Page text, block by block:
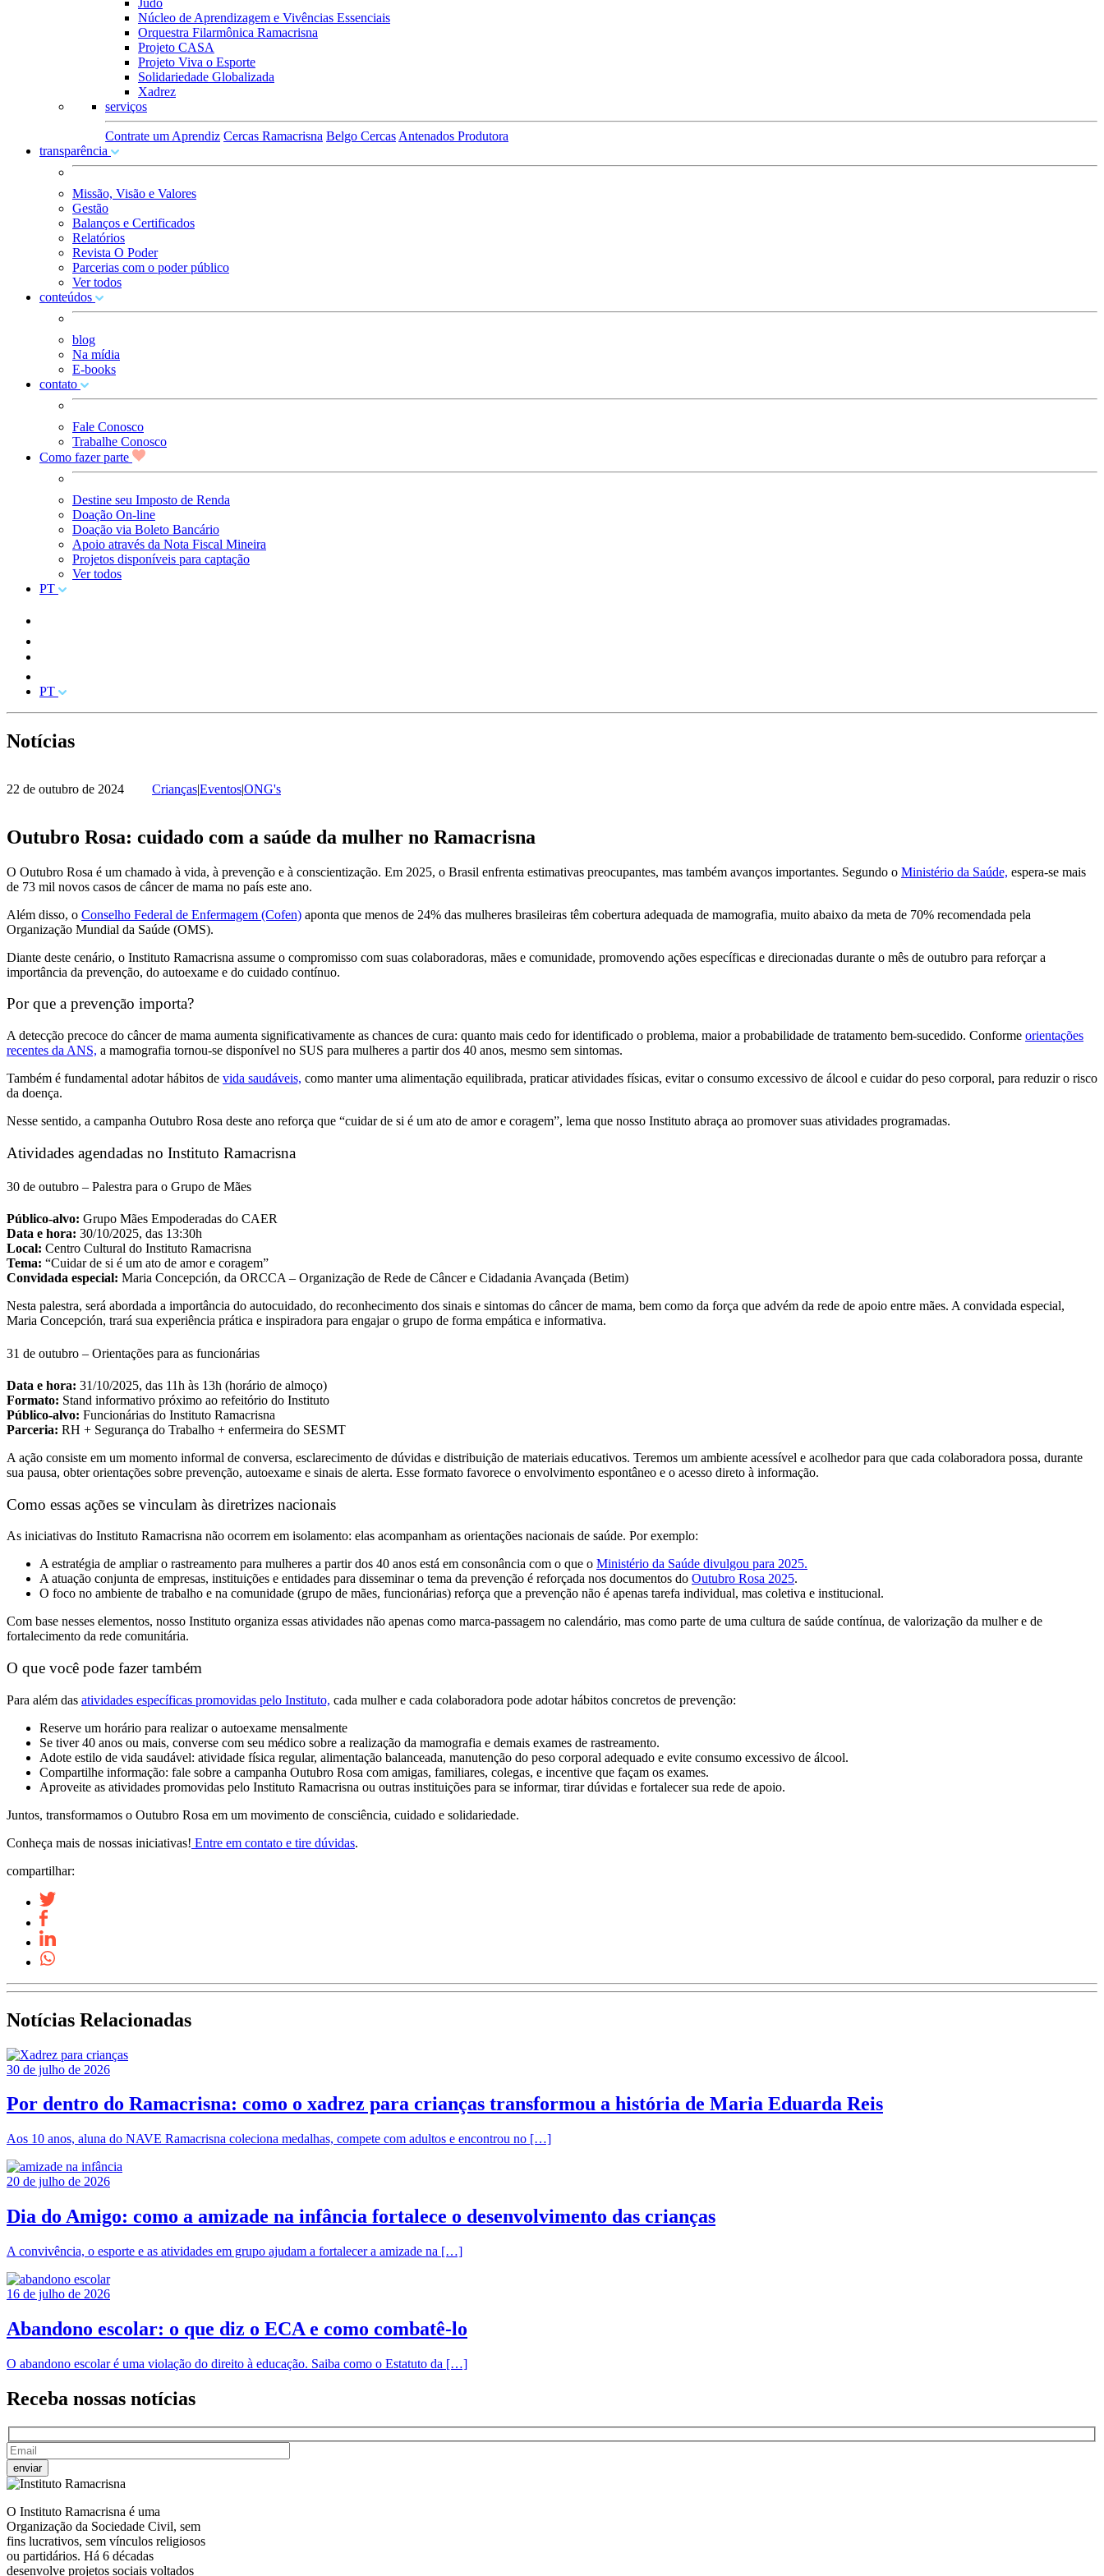
Judô
Núcleo de Aprendizagem e Vivências Essenciais
Orquestra Filarmônica Ramacrisna
Projeto CASA
Projeto Viva o Esporte
Solidariedade Globalizada
Xadrez
serviços
Contrate um Aprendiz Cercas Ramacrisna Belgo Cercas Antenados Produtora
transparência
Missão, Visão e Valores
Gestão
Balanços e Certificados
Relatórios
Revista O Poder
Parcerias com o poder público
Ver todos
conteúdos
blog
Na mídia
E-books
contato
Fale Conosco
Trabalhe Conosco
Como fazer parte
Destine seu Imposto de Renda
Doação On-line
Doação via Boleto Bancário
Apoio através da Nota Fiscal Mineira
Projetos disponíveis para captação
Ver todos
PT
PT
Notícias
22 de outubro de 2024 Crianças|Eventos|ONG's
Outubro Rosa: cuidado com a saúde da mulher no Ramacrisna
O Outubro Rosa é um chamado à vida, à prevenção e à conscientização. Em 2025, o Brasil enfrenta estimativas preocupantes, mas também avanços importantes. Segundo o Ministério da Saúde, espera-se mais
de 73 mil novos casos de câncer de mama no país este ano.
Além disso, o Conselho Federal de Enfermagem (Cofen) aponta que menos de 24% das mulheres brasileiras têm cobertura adequada de mamografia, muito abaixo da meta de 70% recomendada pela
Organização Mundial da Saúde (OMS).
Diante deste cenário, o Instituto Ramacrisna assume o compromisso com suas colaboradoras, mães e comunidade, promovendo ações específicas e direcionadas durante o mês de outubro para reforçar a
importância da prevenção, do autoexame e do cuidado contínuo.
Por que a prevenção importa?
A detecção precoce do câncer de mama aumenta significativamente as chances de cura: quanto mais cedo for identificado o problema, maior a probabilidade de tratamento bem-sucedido. Conforme orientações
recentes da ANS, a mamografia tornou-se disponível no SUS para mulheres a partir dos 40 anos, mesmo sem sintomas.
Também é fundamental adotar hábitos de vida saudáveis, como manter uma alimentação equilibrada, praticar atividades físicas, evitar o consumo excessivo de álcool e cuidar do peso corporal, para reduzir o risco
da doença.
Nesse sentido, a campanha Outubro Rosa deste ano reforça que “cuidar de si é um ato de amor e coragem”, lema que nosso Instituto abraça ao promover suas atividades programadas.
Atividades agendadas no Instituto Ramacrisna
30 de outubro – Palestra para o Grupo de Mães
Público-alvo: Grupo Mães Empoderadas do CAER
Data e hora: 30/10/2025, das 13:30h
Local: Centro Cultural do Instituto Ramacrisna
Tema: “Cuidar de si é um ato de amor e coragem”
Convidada especial: Maria Concepción, da ORCCA – Organização de Rede de Câncer e Cidadania Avançada (Betim)
Nesta palestra, será abordada a importância do autocuidado, do reconhecimento dos sinais e sintomas do câncer de mama, bem como da força que advém da rede de apoio entre mães. A convidada especial,
Maria Concepción, trará sua experiência prática e inspiradora para engajar o grupo de forma empática e informativa.
31 de outubro – Orientações para as funcionárias
Data e hora: 31/10/2025, das 11h às 13h (horário de almoço)
Formato: Stand informativo próximo ao refeitório do Instituto
Público-alvo: Funcionárias do Instituto Ramacrisna
Parceria: RH + Segurança do Trabalho + enfermeira do SESMT
A ação consiste em um momento informal de conversa, esclarecimento de dúvidas e distribuição de materiais educativos. Teremos um ambiente acessível e acolhedor para que cada colaboradora possa, durante
sua pausa, obter orientações sobre prevenção, autoexame e sinais de alerta. Esse formato favorece o envolvimento espontâneo e o acesso direto à informação.
Como essas ações se vinculam às diretrizes nacionais
As iniciativas do Instituto Ramacrisna não ocorrem em isolamento: elas acompanham as orientações nacionais de saúde. Por exemplo:
A estratégia de ampliar o rastreamento para mulheres a partir dos 40 anos está em consonância com o que o Ministério da Saúde divulgou para 2025.
A atuação conjunta de empresas, instituições e entidades para disseminar o tema da prevenção é reforçada nos documentos do Outubro Rosa 2025.
O foco no ambiente de trabalho e na comunidade (grupo de mães, funcionárias) reforça que a prevenção não é apenas tarefa individual, mas coletiva e institucional.
Com base nesses elementos, nosso Instituto organiza essas atividades não apenas como marca-passagem no calendário, mas como parte de uma cultura de saúde contínua, de valorização da mulher e de
fortalecimento da rede comunitária.
O que você pode fazer também
Para além das atividades específicas promovidas pelo Instituto, cada mulher e cada colaboradora pode adotar hábitos concretos de prevenção:
Reserve um horário para realizar o autoexame mensalmente
Se tiver 40 anos ou mais, converse com seu médico sobre a realização da mamografia e demais exames de rastreamento.
Adote estilo de vida saudável: atividade física regular, alimentação balanceada, manutenção do peso corporal adequado e evite consumo excessivo de álcool.
Compartilhe informação: fale sobre a campanha Outubro Rosa com amigas, familiares, colegas, e incentive que façam os exames.
Aproveite as atividades promovidas pelo Instituto Ramacrisna ou outras instituições para se informar, tirar dúvidas e fortalecer sua rede de apoio.
Juntos, transformamos o Outubro Rosa em um movimento de consciência, cuidado e solidariedade.
Conheça mais de nossas iniciativas! Entre em contato e tire dúvidas.
compartilhar:
Notícias Relacionadas
30 de julho de 2026
Por dentro do Ramacrisna: como o xadrez para crianças transformou a história de Maria Eduarda Reis
Aos 10 anos, aluna do NAVE Ramacrisna coleciona medalhas, compete com adultos e encontrou no […]
20 de julho de 2026
Dia do Amigo: como a amizade na infância fortalece o desenvolvimento das crianças
A convivência, o esporte e as atividades em grupo ajudam a fortalecer a amizade na […]
16 de julho de 2026
Abandono escolar: o que diz o ECA e como combatê-lo
O abandono escolar é uma violação do direito à educação. Saiba como o Estatuto da […]
Receba nossas notícias
O Instituto Ramacrisna é uma
Organização da Sociedade Civil, sem
fins lucrativos, sem vínculos religiosos
ou partidários. Há 6 décadas
desenvolve projetos sociais voltados